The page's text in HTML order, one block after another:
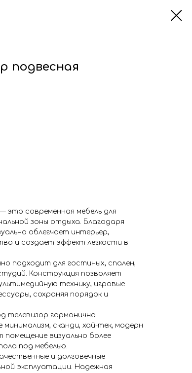
подвесная
это современная мебель для
зоны отдыха. Благодаря
облегчает интерьер,
и создает эффект легкости в
подходит для гостиных, спален,
Конструкция позволяет
технику, игровые
сохраняя порядок и
телевизор гармонично
сканди, хай-тек, модерн
визуально более
под мебелью.
и долговечные
эксплуатации. Надежная